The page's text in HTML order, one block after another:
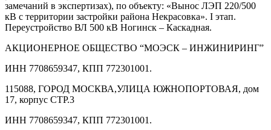
замечаний в экспертизах), по объекту: «Вынос ЛЭП 220/500
кВ с территории застройки района Некрасовка». I этап.
Переустройство ВЛ 500 кВ Ногинск – Каскадная.
АКЦИОНЕРНОЕ ОБЩЕСТВО “МОЭСК – ИНЖИНИРИНГ”
ИНН 7708659347, КПП 772301001.
115088, ГОРОД МОСКВА,УЛИЦА ЮЖНОПОРТОВАЯ, дом
17, корпус СТР.3
ИНН 7708659347, КПП 772301001.